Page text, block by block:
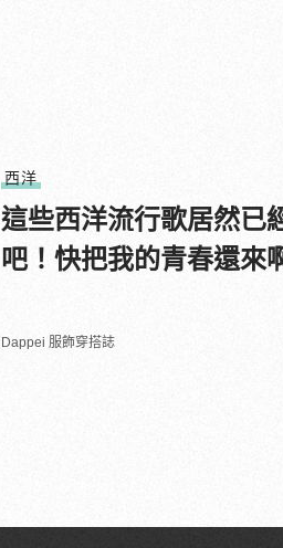
西洋
這些西洋流行歌居然已
吧！快把我的青春還來
Dappei 服飾穿搭誌